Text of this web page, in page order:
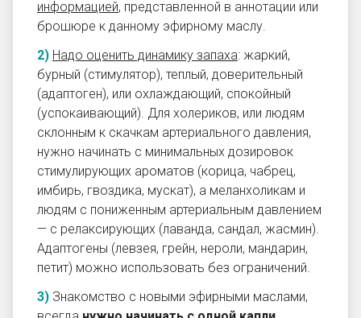
информацией, представленной в аннотации или
брошюре к данному эфирному маслу.
Надо оценить динамику запаха: жаркий,
бурный (стимулятор), теплый, доверительный
(адаптоген), или охлаждающий, спокойный
(успокаивающий). Для холериков, или людям
склонным к скачкам артериального давления,
нужно начинать с минимальных дозировок
стимулирующих ароматов (корица, чабрец,
имбирь, гвоздика, мускат), а меланхоликам и
людям с пониженным артериальным давлением
— с релаксирующих (лаванда, сандал, жасмин).
Адаптогены (левзея, грейн, нероли, мандарин,
петит) можно использовать без ограничений.
Знакомство с новыми эфирными маслами,